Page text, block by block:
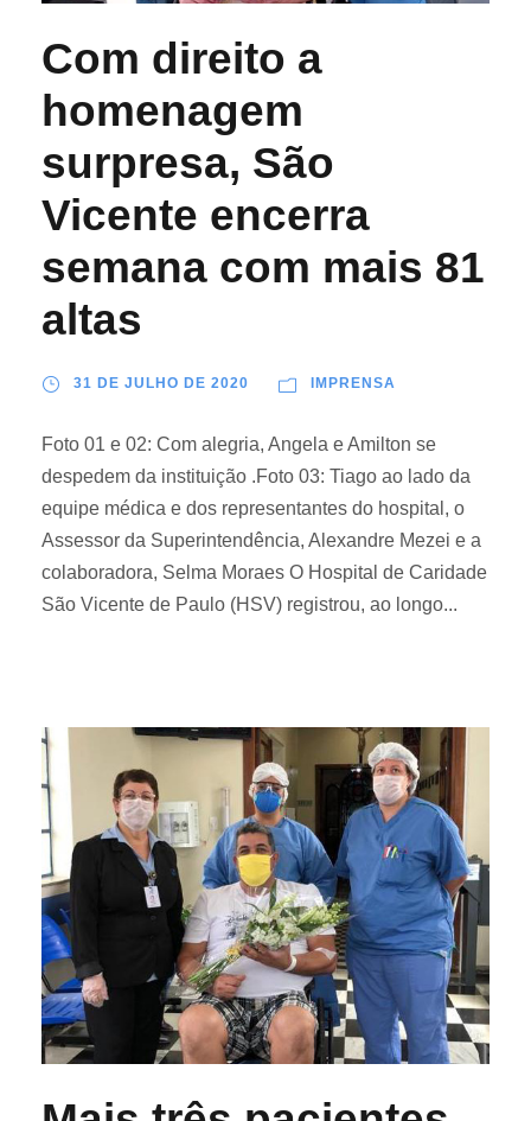
Com direito a
homenagem
surpresa, São
Vicente encerra
semana com mais 81
altas
31 DE JULHO DE 2020 IMPRENSA
Foto 01 e 02: Com alegria, Angela e Amilton se
despedem da instituição .Foto 03: Tiago ao lado da
equipe médica e dos representantes do hospital, o
Assessor da Superintendência, Alexandre Mezei e a
colaboradora, Selma Moraes O Hospital de Caridade
São Vicente de Paulo (HSV) registrou, ao longo...